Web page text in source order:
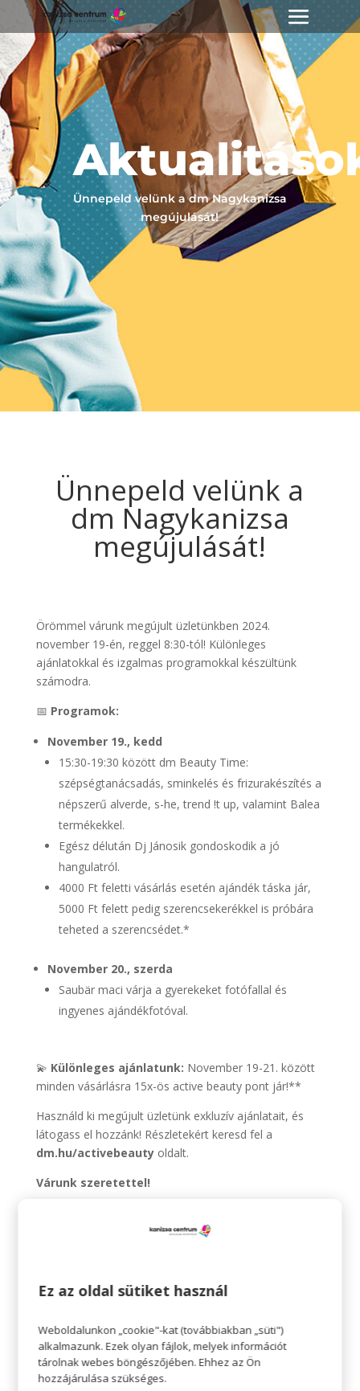
Ünnepeld velünk a dm Nagykanizsa
megújulását!
Ünnepeld velünk a
dm Nagykanizsa
megújulását!
Örömmel várunk megújult üzletünkben 2024.
november 19-én, reggel 8:30-tól! Különleges
ajánlatokkal és izgalmas programokkal készültünk
számodra.
📅 Programok:
November 19., kedd
15:30-19:30 között dm Beauty Time:
szépségtanácsadás, sminkelés és frizurakészítés a
népszerű alverde, s-he, trend !t up, valamint Balea
termékekkel.
Egész délután Dj Jánosik gondoskodik a jó
hangulatról.
4000 Ft feletti vásárlás esetén ajándék táska jár,
5000 Ft felett pedig szerencsekerékkel is próbára
teheted a szerencsédet.*
November 20., szerda
Saubär maci várja a gyerekeket fotófallal és
ingyenes ajándékfotóval.
💫 Különleges ajánlatunk: November 19-21. között
minden vásárlásra 15x-ös active beauty pont jár!**
Használd ki megújult üzletünk exkluzív ajánlatait, és
látogass el hozzánk! Részletekért keresd fel a
dm.hu/activebeautyoldalt.
Várunk szeretettel!
2024.11.19-2024.11.21.
A promócióban résztvevő üzletek: kizárólag a megjelölt
A promóció feltételei: a lokális ajánlat active beauty
törzsvásárlói kártya használatával többször
érvényesíthető a promóció időtartama alatt. A
vásárlással egyidejűleg történő pontbeváltás esetén a
Ez az oldal sütiket használ
Weboldalunkon „cookie"-kat (továbbiakban „süti")
alkalmazunk. Ezek olyan fájlok, melyek információt
tárolnak webes böngészőjében. Ehhez az Ön
hozzájárulása szükséges.